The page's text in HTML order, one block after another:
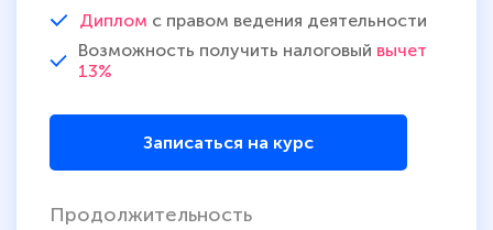
Диплом с правом ведения деятельности
Возможность получить налоговый вычет
13%
Записаться на курс
Продолжительность